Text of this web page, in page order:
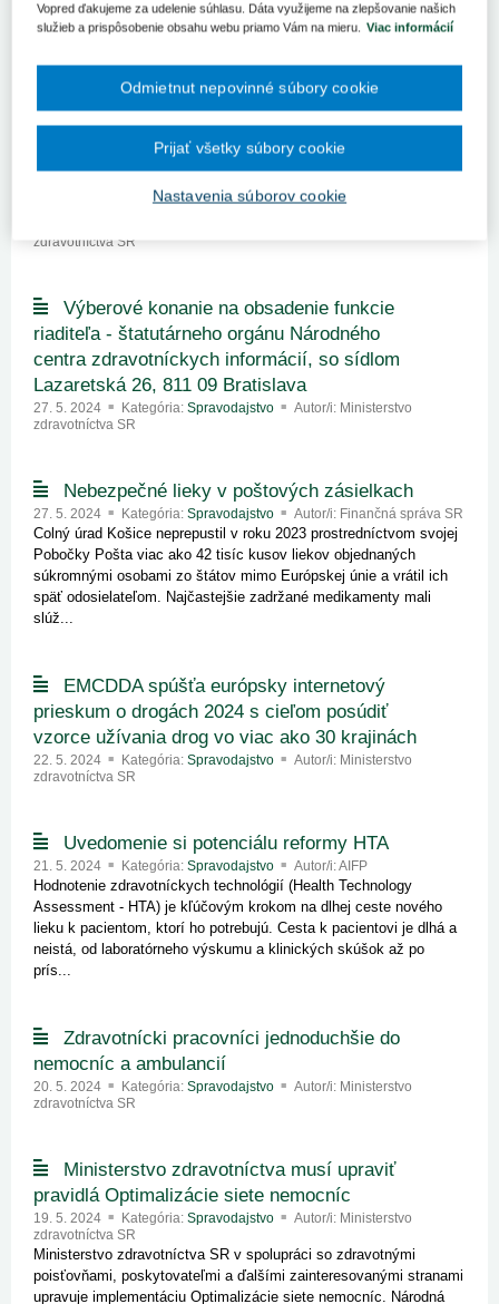
naplánované prednášky, besedy, interaktívne diskusie či
workshopy n...
Výberové konanie do na obsadenie miesta
jediného člena predstavenstva – štatutárneho
orgánu spoločnosti Nemocnica budúcnosti
Martin, a. s., so sídlom Limbová 2, 837 52
Bratislava IČO: 52 771 334
zdravotníctva SR
Výberové konanie na obsadenie funkcie
riaditeľa - štatutárneho orgánu Národného
centra zdravotníckych informácií, so sídlom
Lazaretská 26, 811 09 Bratislava
27. 5. 2024 Kategória: Spravodajstvo
Autor/i: Ministerstvo
zdravotníctva SR
Nebezpečné lieky v poštových zásielkach
27. 5. 2024 Kategória: Spravodajstvo Autor/i: Finančná správa SR
Colný úrad Košice neprepustil v roku 2023 prostredníctvom svojej
Pobočky Pošta viac ako 42 tisíc kusov liekov objednaných
súkromnými osobami zo štátov mimo Európskej únie a vrátil ich
späť odosielateľom. Najčastejšie zadržané medikamenty mali
slúž...
EMCDDA spúšťa európsky internetový
prieskum o drogách 2024 s cieľom posúdiť
vzorce užívania drog vo viac ako 30 krajinách
22. 5. 2024 Kategória: Spravodajstvo
Autor/i: Ministerstvo
zdravotníctva SR
Uvedomenie si potenciálu reformy HTA
21. 5. 2024 Kategória: Spravodajstvo Autor/i: AIFP
Hodnotenie zdravotníckych technológií (Health Technology
Assessment - HTA) je kľúčovým krokom na dlhej ceste nového
lieku k pacientom, ktorí ho potrebujú. Cesta k pacientovi je dlhá a
neistá, od laboratórneho výskumu a klinických skúšok až po
prís...
Zdravotnícki pracovníci jednoduchšie do
nemocníc a ambulancií
20. 5. 2024 Kategória: Spravodajstvo
Autor/i: Ministerstvo
zdravotníctva SR
Ministerstvo zdravotníctva musí upraviť
pravidlá Optimalizácie siete nemocníc
19. 5. 2024 Kategória: Spravodajstvo
Autor/i: Ministerstvo
zdravotníctva SR
Ministerstvo zdravotníctva SR v spolupráci so zdravotnými
poisťovňami, poskytovateľmi a ďalšími zainteresovanými stranami
upravuje implementáciu Optimalizácie siete nemocníc. Národná
Vopred ďakujeme za udelenie súhlasu. Dáta využijeme na zlepšovanie našich
služieb a prispôsobenie obsahu webu priamo Vám na mieru. Viac informácií
Nastavenia súborov cookie
Odmietnut nepovinné súbory cookie
Prijať všetky súbory cookie